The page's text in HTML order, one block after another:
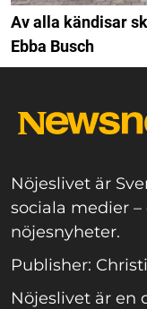
Av alla kändisar
Ebba Busch
Nöjeslivet är
sociala medier
nöjesnyheter.
Publisher:
Nöjeslivet är en